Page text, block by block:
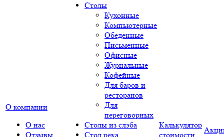
О компании
О нас
Отзывы
Столы
Кухонные
Компьютерные
Обеденные
Письменные
Офисные
Журнальные
Кофейные
Для баров и
ресторанов
Для
переговорных
Столы из слэба
Стол река
Калькулятор
стоимости